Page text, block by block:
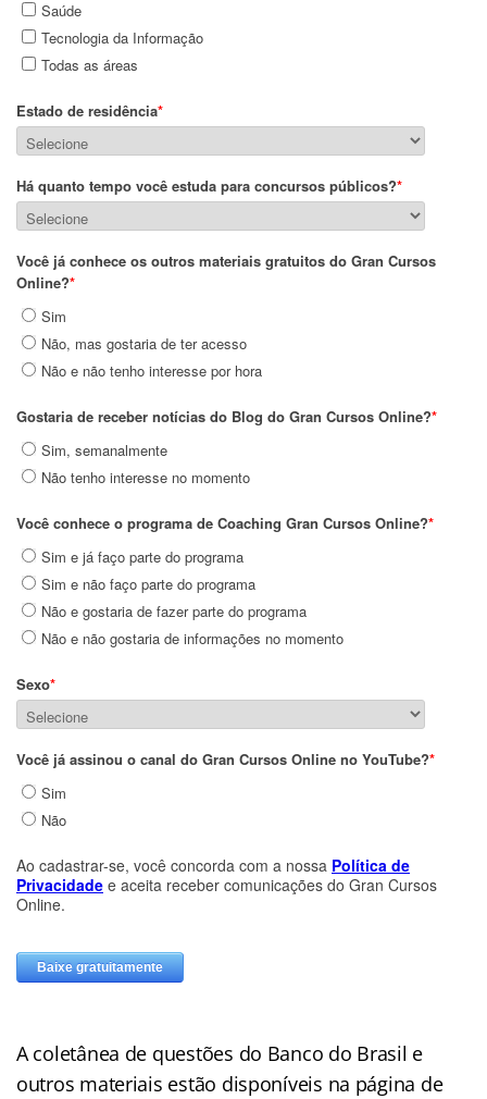
A coletânea de questões do Banco do Brasil e
outros materiais estão disponíveis na página de